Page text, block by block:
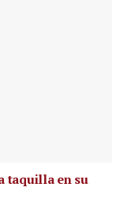
taquilla en su